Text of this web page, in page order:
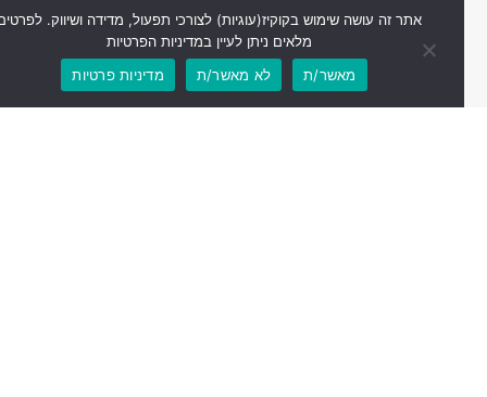
אתר זה עושה שימוש בקוקיז(עוגיות) לצורכי תפעול, מדידה ושיווק. לפרטים
מלאים ניתן לעיין במדיניות הפרטיות
מאשר/ת
לא מאשר/ת מדיניות פרטיות